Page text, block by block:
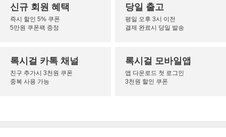
신규 회원 혜택
즉시 할인 5% 쿠폰
5만원 쿠폰팩 증정
당일 출고
평일 오후 3시 이전
결제 완료시 당일 발송
록시걸 카톡 채널
친구 추가시 3천원 쿠폰
중복 사용 가능
록시걸 모바일앱
앱 다운로드 첫 로그인
3천원 할인 쿠폰